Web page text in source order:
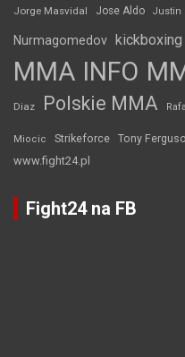
Jorge Masvidal Jose Aldo Justin
Nurmagomedov kickboxing
MMA INFO
Diaz Polskie MMA
Miocic Strikeforce Tony
www.fight24.pl
Fight24 na FB